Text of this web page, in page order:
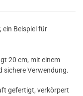
ein Beispiel für
20 cm, mit einem
sichere Verwendung.
gefertigt, verkörpert